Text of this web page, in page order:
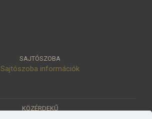
SAJTÓSZOBA
Sajtószoba információk
KÖZÉRDEKŰ